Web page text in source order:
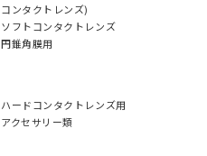
コンタクトレンズ)
ソフトコンタクトレンズ
円錐角膜用
ハードコンタクトレンズ用
アクセサリー類